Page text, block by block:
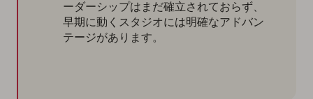
ーダーシップはまだ確立されておらず、
早期に動くスタジオには明確なアドバン
テージがあります。